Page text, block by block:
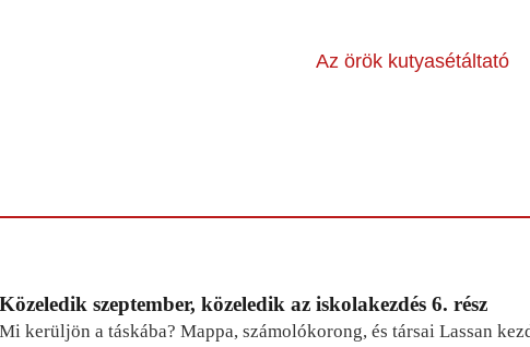
Az örök kutyasétáltató
Közeledik szeptember, közeledik az iskolakezdés 6. rész
Mi kerüljön a táskába? Mappa, számolókorong, és társai Lassan